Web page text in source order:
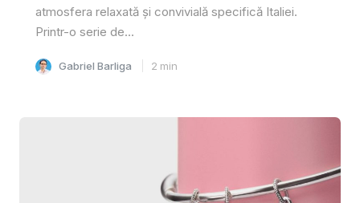
atmosfera relaxată și convivială specifică Italiei.
Printr-o serie de...
Gabriel Barliga 2 min